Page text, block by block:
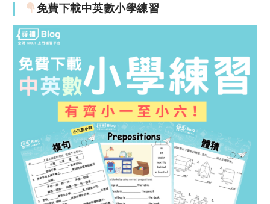
免費下載中英數小學練習